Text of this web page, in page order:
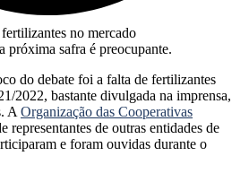
próxima safra é preocupante.
do debate foi a falta de fertilizantes
2022, bastante divulgada na imprensa,
A Organização das Cooperativas
representantes de outras entidades de
e foram ouvidas durante o